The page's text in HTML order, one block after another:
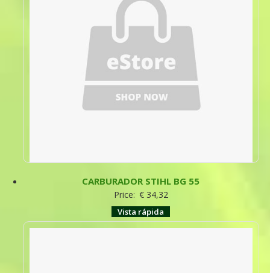
CARBURADOR STIHL BG 55
Price: €34,32
Vista rápida